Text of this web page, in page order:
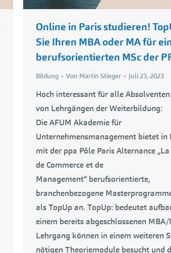
Online in Paris studieren!
Sie Ihren MBA oder MA für
berufsorientierten MSc der
Bildung Von Martin Stieger Juli 23, 2023
Hoch interessant für alle
von Lehrgängen der Weiterbildung:
Die AFUM Akademie für
Unternehmensmanagement bietet in
mit der ppa Pôle Paris Alternance
de Commerce et de
Management“ berufsorientierte,
branchenbezogene
als TopUp an. TopUp: bedeutet
einem bereits abgeschlossenen
Lehrgang können in einem weiteren
nötigen Theoriemodule besucht und